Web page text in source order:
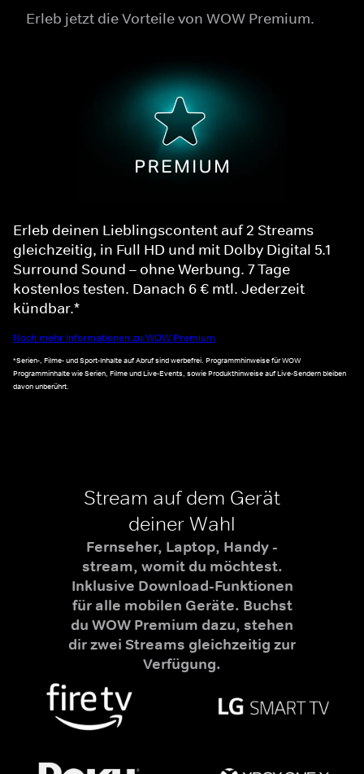
Erleb jetzt die Vorteile von WOW Premium.
Erleb deinen Lieblingscontent auf 2 Streams
gleichzeitig, in Full HD und mit Dolby Digital 5.1
Surround Sound – ohne Werbung. 7 Tage
kostenlos testen. Danach 6 € mtl. Jederzeit
kündbar.*
Noch mehr Informationen zu WOW Premium
*Serien-, Filme- und Sport-Inhalte auf Abruf sind werbefrei. Programmhinweise für WOW
Programminhalte wie Serien, Filme und Live-Events, sowie Produkthinweise auf Live-Sendern bleiben
davon unberührt.
Stream auf dem Gerät
deiner Wahl
Fernseher, Laptop, Handy -
stream, womit du möchtest.
Inklusive Download-Funktionen
für alle mobilen Geräte. Buchst
du WOW Premium dazu, stehen
dir zwei Streams gleichzeitig zur
Verfügung.